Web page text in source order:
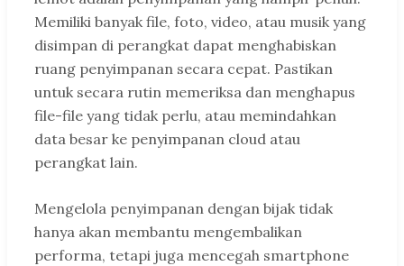
Memiliki banyak file, foto, video, atau musik yang
disimpan di perangkat dapat menghabiskan
ruang penyimpanan secara cepat. Pastikan
untuk secara rutin memeriksa dan menghapus
file-file yang tidak perlu, atau memindahkan
data besar ke penyimpanan cloud atau
perangkat lain.
Mengelola penyimpanan dengan bijak tidak
hanya akan membantu mengembalikan
performa, tetapi juga mencegah smartphone